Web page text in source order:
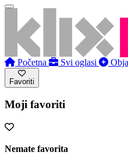
Početna Svi oglasi
Favoriti
Moji favoriti
Nemate favorita